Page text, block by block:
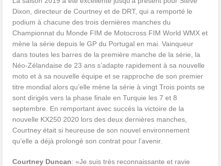
Dixon, directeur de Courtney et de DRT, qui a remporté le
podium à chacune des trois dernières manches du
Championnat du Monde FIM de Motocross FIM World WMX et
mène la série depuis le GP du Portugal en mai. Vainqueur
dans toutes les barres de la première manche de la série, la
Néo-Zélandaise de 23 ans s’adapte rapidement à sa nouvelle
moto et à sa nouvelle équipe et se rapproche de son premier
titre mondial alors qu’elle mène la série à vingt Trois points se
sont dirigés vers la phase finale en Turquie les 7 et 8
septembre. En remportant avec succès la victoire de la
nouvelle KX250 2020 lors des deux dernières manches,
Courtney était si heureuse de son nouvel environnement
qu’elle a déjà prolongé son contrat pour l’avenir.
Courtney Duncan: «Je suis très reconnaissante et ravie